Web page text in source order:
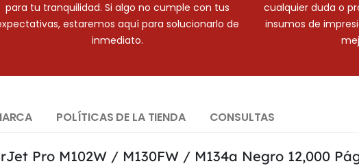
para tu tranquilidad. Si algo no cumple con tus
estaremos aquí para solucionarlo de
inmediato.
cualquier duda o
insumos de
POLÍTICAS DE LA TIENDA CONSULTAS
Pro M102W / M130FW / M134a Negro 12,000